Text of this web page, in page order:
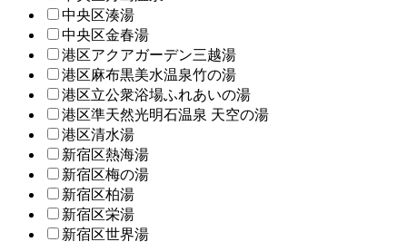
中央区湊湯
中央区金春湯
港区アクアガーデン三越湯
港区麻布黒美水温泉竹の湯
港区立公衆浴場ふれあいの湯
港区準天然光明石温泉 天空の湯
港区清水湯
新宿区熱海湯
新宿区梅の湯
新宿区柏湯
新宿区栄湯
新宿区世界湯